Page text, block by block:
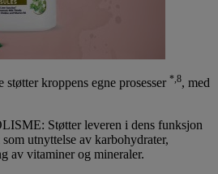
kroppens egne prosesser *,8, med
Støtter leveren i dens funksjon
utnyttelse av karbohydrater,
av vitaminer og mineraler.